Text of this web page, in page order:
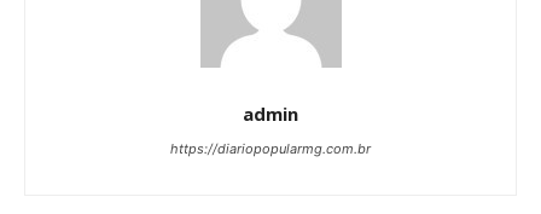
admin
https://diariopopularmg.com.br